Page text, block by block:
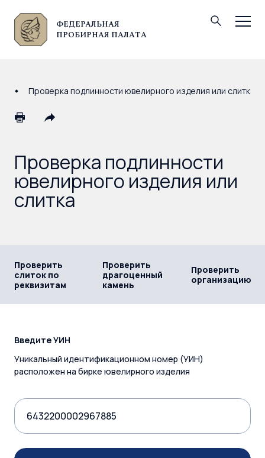
ФЕДЕРАЛЬНАЯ
ПРОБИРНАЯ ПАЛАТА
© Федеральная пробирная палата, 2026
Проверка подлинности ювелирного изделия или слитка
Проверка подлинности
ювелирного изделия или
слитка
Проверить
слиток по
реквизитам
Проверить
драгоценный
камень
Проверить
организацию
Введите УИН
Уникальный идентификационном номер (УИН)
расположен на бирке ювелирного изделия